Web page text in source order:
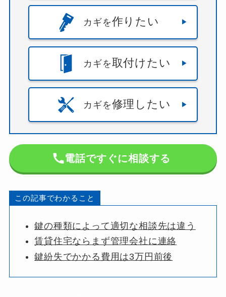
カギを作りたい
カギを取付けたい
カギを修理したい
電話ですぐに相談する
この記事でわかること
鍵の種類によって適切な相談先は違う
賃貸住宅ならまず管理会社に連絡
鍵紛失でかかる費用は3万円前後